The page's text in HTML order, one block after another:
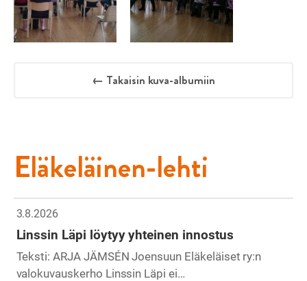
← Takaisin kuva-albumiin
Eläkeläinen-lehti
3.8.2026
Linssin Läpi löytyy yhteinen innostus
Teksti: ARJA JÄMSÉN Joensuun Eläkeläiset ry:n
valokuvauskerho Linssin Läpi ei…